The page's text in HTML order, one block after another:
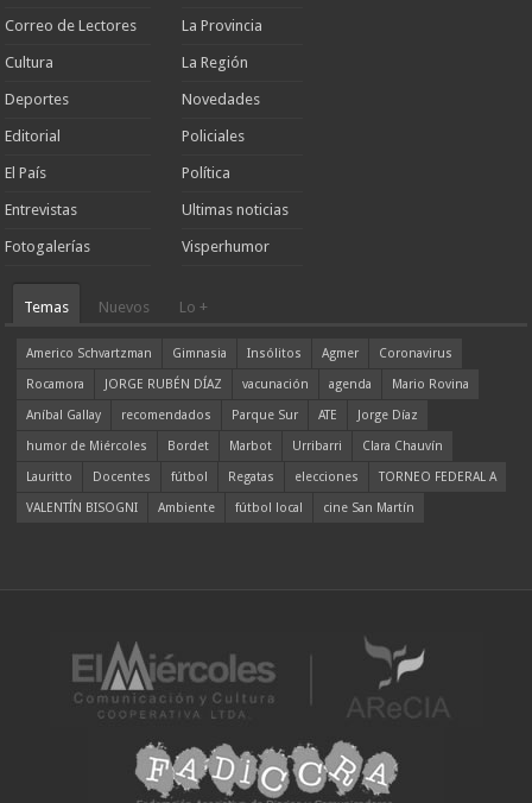
Correo de Lectores
Cultura
Deportes
Editorial
El País
Entrevistas
Fotogalerías
La Provincia
La Región
Novedades
Policiales
Política
Ultimas noticias
Visperhumor
Temas Nuevos Lo +
Americo Schvartzman Gimnasia Insólitos Agmer
Coronavirus
Rocamora
JORGE RUBÉN DÍAZ vacunación agenda
Mario Rovina
Aníbal Gallay
recomendados Parque Sur ATE
Jorge Díaz
humor de Miércoles
Bordet Marbot Urribarri
Clara Chauvín
Lauritto
Docentes fútbol Regatas elecciones
TORNEO FEDERAL A
VALENTÍN BISOGNI
Ambiente fútbol local cine San Martín